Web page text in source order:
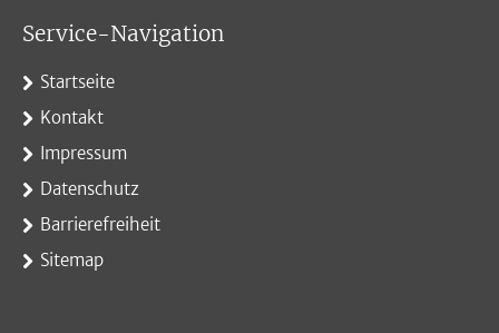
Service-Navigation
Startseite
Kontakt
Impressum
Datenschutz
Barrierefreiheit
Sitemap